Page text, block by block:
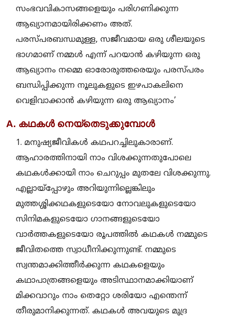
സംഭവവികാസങ്ങളെയും പരിഗണിക്കുന്ന
ആഖ്യാനമായിരിക്കണം അത്.
പരസ്പരബന്ധമുള്ള, സജീവമായ ഒരു ശീലയുടെ
ഭാഗമാണ് നമ്മള്‍ എന്ന് പറയാന്‍ കഴിയുന്ന ഒരു
ആഖ്യാനം നമ്മെ ഓരോരുത്തരെയും പരസ്പരം
ബന്ധിപ്പിക്കുന്ന നൂലുകളുടെ ഇഴപാകലിനെ
വെളിവാക്കാന്‍ കഴിയുന്ന ഒരു ആഖ്യാനം’
A. കഥകള്‍ നെയ്‌തെടുക്കുമ്പോള്‍
1. മനുഷ്യജീവികള്‍ കഥപറച്ചിലുകാരാണ്.
ആഹാരത്തിനായി നാം വിശക്കുന്നതുപോലെ
കഥകള്‍ക്കായി നാം ചെറുപ്പം മുതലേ വിശക്കുന്നു.
എല്ലായ്പ്പോഴും അറിയുന്നില്ലെങ്കിലും
മുത്തശ്ശിക്കഥകളുടെയോ നോവലുകളുടെയോ
സിനിമകളുടെയോ ഗാനങ്ങളുടെയോ
വാര്‍ത്തകളുടെയോ രൂപത്തില്‍ കഥകള്‍ നമ്മുടെ
ജീവിതത്തെ സ്വാധീനിക്കുന്നുണ്ട്. നമ്മുടെ
സ്വന്തമാക്കിത്തീര്‍ക്കുന്ന കഥകളെയും
കഥാപാത്രങ്ങളെയും അടിസ്ഥാനമാക്കിയാണ്
മിക്കവാറും നാം തെറ്റോ ശരിയോ എന്തെന്ന്
തീരുമാനിക്കുന്നത്. കഥകള്‍ അവയുടെ മുദ്ര